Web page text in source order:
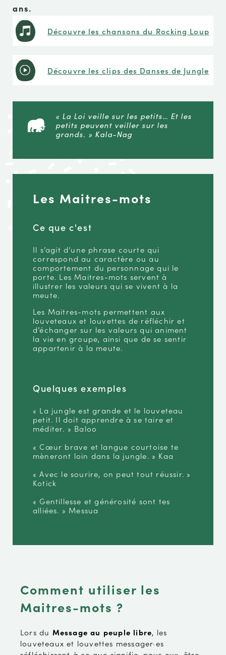
ans.
Découvre les chansons du Rocking Loup
Découvre les clips des Danses de Jungle
« La Loi veille sur les petits… Et les
petits peuvent veiller sur les
grands. » Kala-Nag
Les Maitres-mots
Ce que c'est
Il s’agit d’une phrase courte qui
correspond au caractère ou au
comportement du personnage qui le
porte. Les Maitres-mots servent à
illustrer les valeurs qui se vivent à la
meute.
Les Maitres-mots permettent aux
louveteaux et louvettes de réfléchir et
d’échanger sur les valeurs qui animent
la vie en groupe, ainsi que de se sentir
appartenir à la meute.
Quelques exemples
« La jungle est grande et le louveteau
petit. Il doit apprendre à se taire et
méditer. » Baloo
« Cœur brave et langue courtoise te
mèneront loin dans la jungle. » Kaa
« Avec le sourire, on peut tout réussir. »
Kotick
« Gentillesse et générosité sont tes
alliées. » Messua
Comment utiliser les
Maitres-mots ?
Lors du Message au peuple libre, les
louveteaux et louvettes messager·es